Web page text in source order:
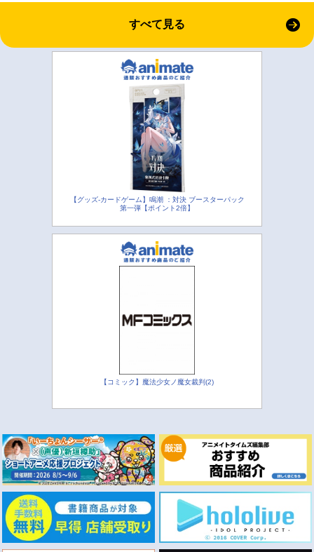
すべて見る
【グッズ-カードゲーム】鳴潮 ：対決 ブースターパック
第一弾【ポイント2倍】
【コミック】魔法少女ノ魔女裁判(2)